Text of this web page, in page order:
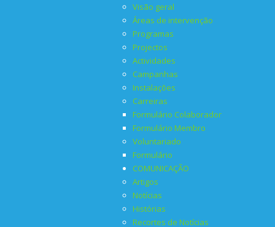
Visão geral
Áreas de intervenção
Programas
Projectos
Actividades
Campanhas
Instalações
Carreiras
Formulário Colaborador
Formulário Membro
Voluntariado
Formulário
COMUNICAÇÃO
Artigos
Notícias
Histórias
Recortes de Notícias